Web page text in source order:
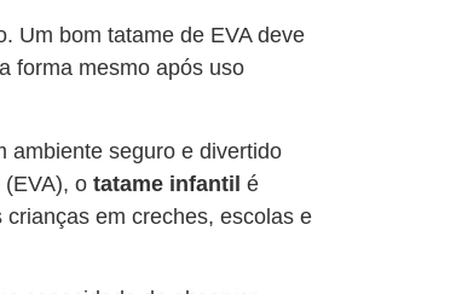
Um bom tatame de EVA deve
forma mesmo após uso
ambiente seguro e divertido
(EVA), otatame infantil é
em creches, escolas e